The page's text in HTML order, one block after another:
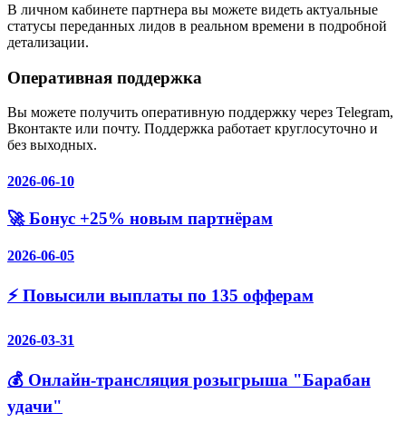
В личном кабинете партнера вы можете видеть актуальные
статусы переданных лидов в реальном времени в подробной
детализации.
Оперативная поддержка
Вы можете получить оперативную поддержку через Telegram,
Вконтакте или почту. Поддержка работает круглосуточно и
без выходных.
2026-06-10
🚀 Бонус +25% новым партнёрам
2026-06-05
⚡️ Повысили выплаты по 135 офферам
2026-03-31
💰 Онлайн-трансляция розыгрыша "Барабан
удачи"